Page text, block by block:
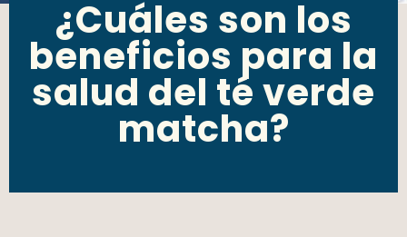
¿Cuáles son los
beneficios para la
salud del té verde
matcha?